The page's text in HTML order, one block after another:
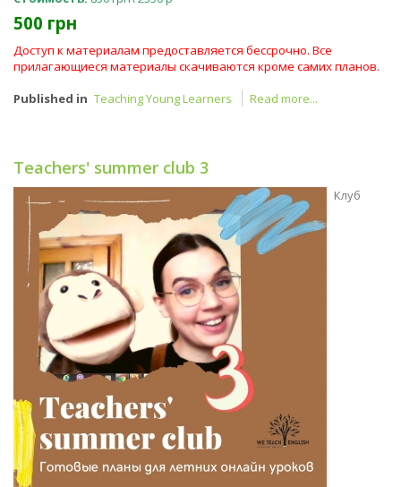
500 грн
Доступ к материалам предоставляется бессрочно. Все
прилагающиеся материалы скачиваются кроме самих планов.
Published in Teaching Young Learners Read more...
Teachers' summer club 3
Клуб